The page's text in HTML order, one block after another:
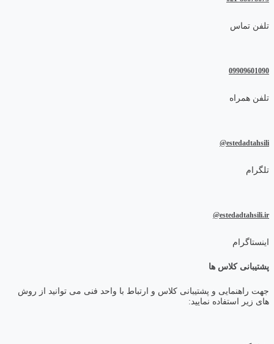
تلفن تماس
09909601090
تلفن همراه
estedadtahsili@
تلگرام
estedadtahsili.ir@
اینستاگرام
پشتیبانی کلاس ها
جهت راهنمایی و پشتیبانی کلاس و ارتباط با واحد فنی می توانید از روش
های زیر استفاده نمایید: